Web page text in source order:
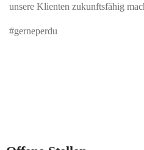
unsere Klienten zukunftsfähig
#gerneperdu